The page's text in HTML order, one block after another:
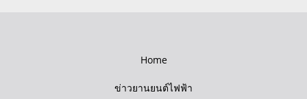
Home
ข่าวยานยนต์ไฟฟ้า